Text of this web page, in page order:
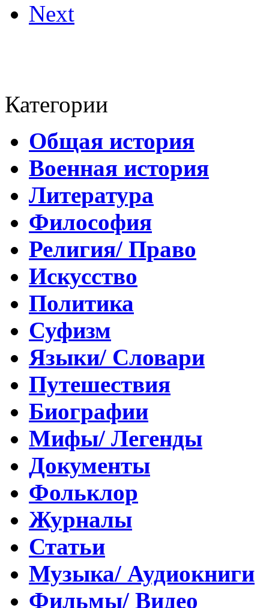
Next
Категории
Общая история
Военная история
Литература
Философия
Религия/ Право
Искусство
Политика
Суфизм
Языки/ Словари
Путешествия
Биографии
Мифы/ Легенды
Документы
Фольклор
Журналы
Статьи
Музыка/ Аудиокниги
Фильмы/ Видео